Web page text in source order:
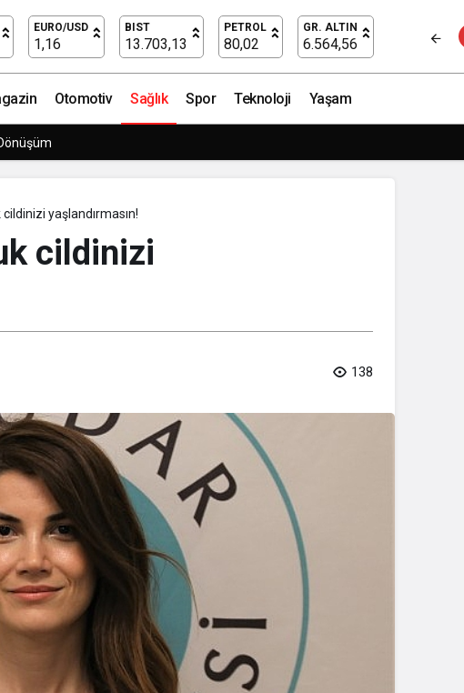
EURO/USD
1,16
BIST
13.703,13
PETROL
80,02
GR. ALTIN
6.564,56
Otomotiv Sağlık Spor Teknoloji Yaşam
Doğum Günü Kutlaması!
yaşlandırmasın!
cildinizi
138
umut olabiliyor!